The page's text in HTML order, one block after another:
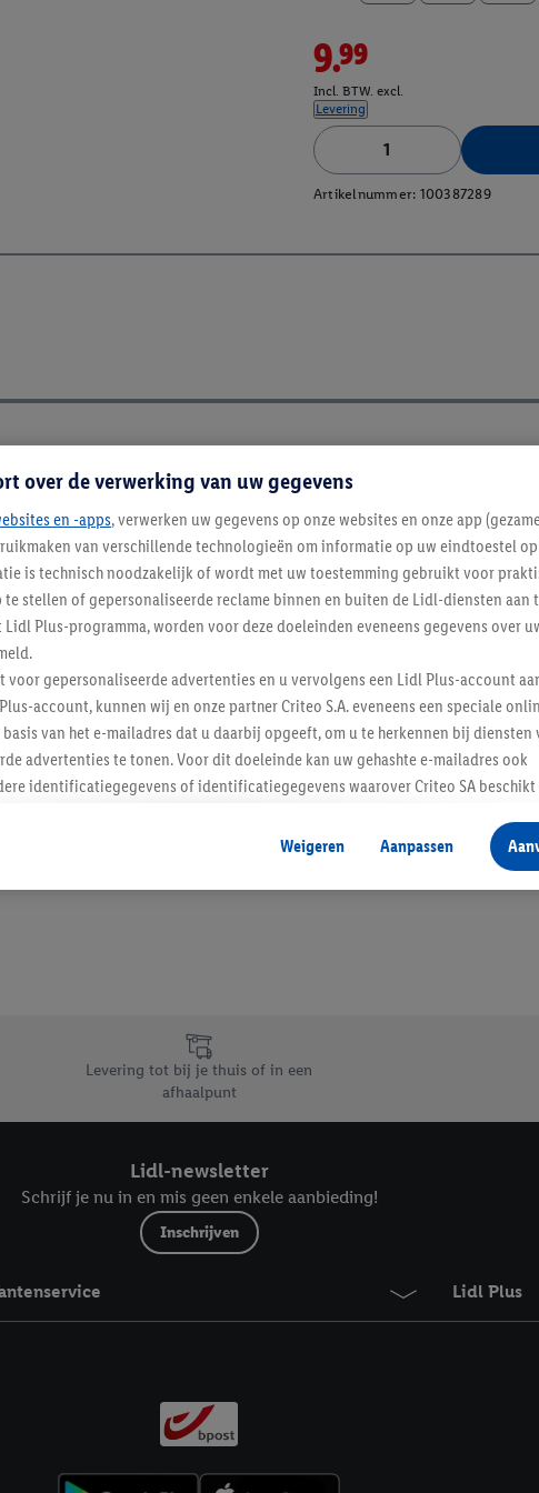
9.99
Incl. BTW. excl.
Levering
Artikelnummer: 100387289
Blijf op de hoogte
Inschrijven
Levering tot bij je thuis of in een
afhaalpunt
Lidl-newsletter
Schrijf je nu in en mis geen enkele aanbieding!
Inschrijven
Lidl Plus
over de verwerking van uw gegevens
en -apps, verwerken uw gegevens op onze websites en onze app
van verschillende technologieën om informatie op uw eindtoestel
is technisch noodzakelijk of wordt met uw toestemming gebruikt voor
stellen of gepersonaliseerde reclame binnen en buiten de Lidl-diensten aan
Lidl Plus-programma, worden voor deze doeleinden eveneens gegevens over
voor gepersonaliseerde advertenties en u vervolgens een Lidl Plus-account
account, kunnen wij en onze partner Criteo S.A. eveneens een speciale
van het e-mailadres dat u daarbij opgeeft, om u te herkennen bij diensten
advertenties te tonen. Voor dit doeleinde kan uw gehashte e-mailadres ook
identificatiegegevens of identificatiegegevens waarover Criteo SA beschikt
advertenties in het kader van retargeting, d.w.z. advertenties voor
door het product in de webshop aan uw winkelmandje toe te voegen,
apparaten en verschillende Lidl-diensten worden weergegeven als er met
de gegevens en uw recht om uw toestemming te allen tijde met
privacyverklaring .Je vindt het impressum hier.
Weigeren Aanpassen